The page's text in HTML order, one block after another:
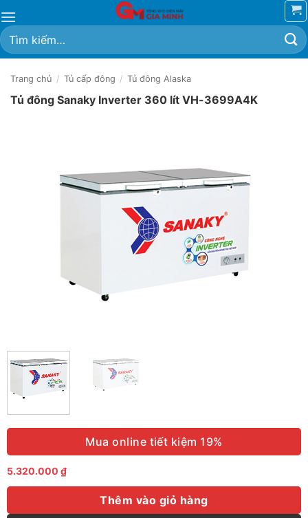
qua
nội
dung
Tìm
kiếm:
Trang chủ / Tủ cấp đông / Tủ đông Alaska
Tủ đông Sanaky Inverter 360 lít VH-3699A4K
Mua online tiết kiệm 19%
5.320.000 ₫
Thêm vào giỏ hàng